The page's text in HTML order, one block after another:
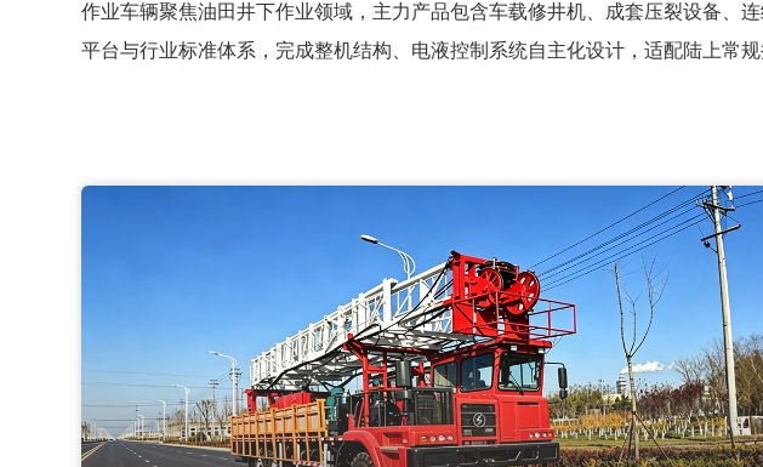
作业车辆聚焦油田井下作业领域，主力产品包含车载修井机、成套压裂设备、
平台与行业标准体系，完成整机结构、电液控制系统自主化设计，适配陆上常